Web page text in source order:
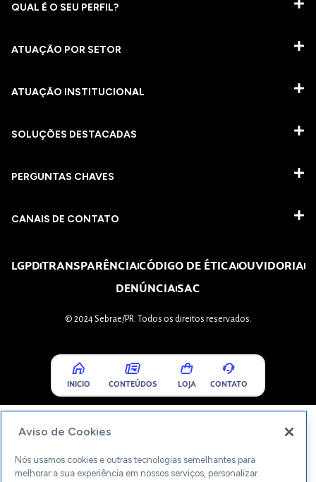
QUAL É O SEU PERFIL?
ATUAÇÃO POR SETOR
ATUAÇÃO INSTITUCIONAL
SOLUÇÕES DESTACADAS
PERGUNTAS CHAVES​
CANAIS DE CONTATO
LGPDTRANSPARÊNCIACÓDIGO DE ÉTICAOUVIDORIA
DENÚNCIASAC
© 2024 Sebrae/PR. Todos os direitos reservados.
INICIO CONTEÚDOS LOJA CONTATO
Aviso de Cookies
Nós usamos cookies e outras tecnologias semelhantes para
melhorar a sua experiência em nossos serviços, personalizar